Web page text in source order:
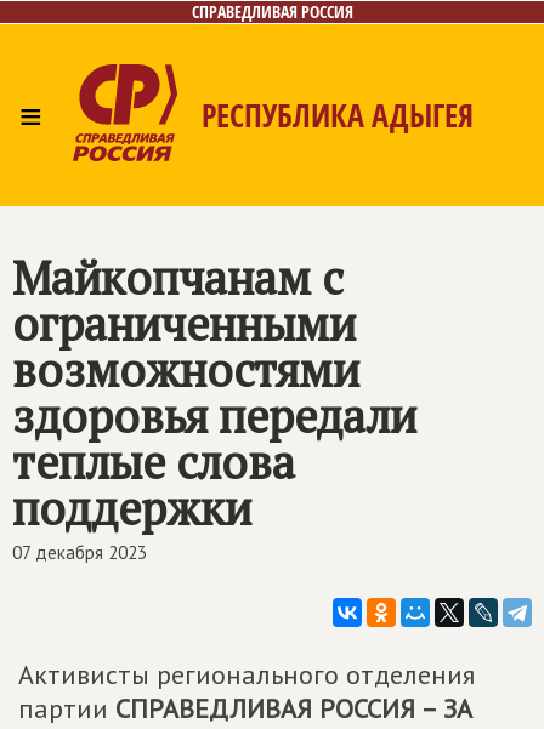
СПРАВЕДЛИВАЯ РОССИЯ
≡ РЕСПУБЛИКА АДЫГЕЯ
Майкопчанам с
ограниченными
возможностями
здоровья передали
теплые слова
поддержки
07 декабря 2023
Активисты регионального отделения
партии СПРАВЕДЛИВАЯ РОССИЯ – ЗА